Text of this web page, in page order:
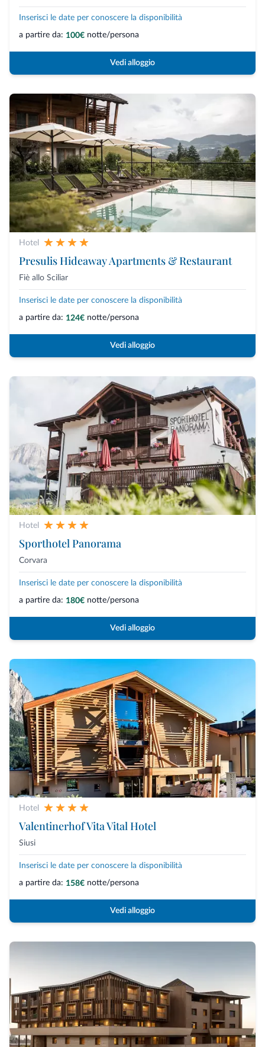
Inserisci le date per conoscere la disponibilità
a partire da: 100€ notte/persona
Vedi alloggio
Hotel
Presulis Hideaway Apartments & Restaurant
Fiè allo Sciliar
Inserisci le date per conoscere la disponibilità
a partire da: 124€ notte/persona
Vedi alloggio
Hotel
Sporthotel Panorama
Corvara
Inserisci le date per conoscere la disponibilità
a partire da: 180€ notte/persona
Vedi alloggio
Hotel
Valentinerhof Vita Vital Hotel
Siusi
Inserisci le date per conoscere la disponibilità
a partire da: 158€ notte/persona
Vedi alloggio